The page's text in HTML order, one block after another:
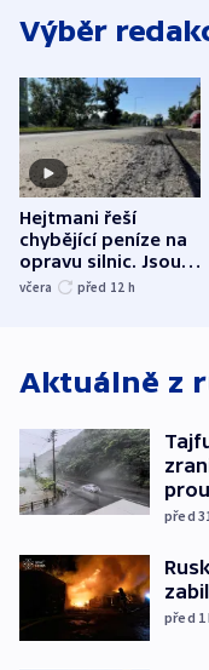
Výběr
Hejtmani řeší
chybějící peníze na
opravu silnic. Jsou
nenárokové, namítá
včera před 12 h
Aktuálně z
před
před 1